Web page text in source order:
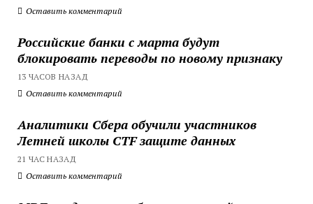
Оставить комментарий
Российские банки с марта будут
блокировать переводы по новому признаку
13 ЧАСОВ НАЗАД
Оставить комментарий
Аналитики Сбера обучили участников
Летней школы CTF защите данных
21 ЧАС НАЗАД
Оставить комментарий